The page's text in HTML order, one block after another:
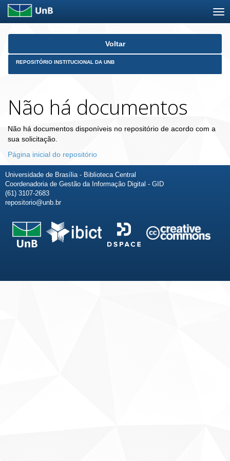
Skip
Voltar
REPOSITÓRIO INSTITUCIONAL DA UNB
Não há documentos
Não há documentos disponíveis no repositório de acordo com a
sua solicitação.
Página inicial do repositório
Universidade de Brasília - Biblioteca Central
Coordenadoria de Gestão da Informação Digital - GID
(61) 3107-2683
repositorio@unb.br